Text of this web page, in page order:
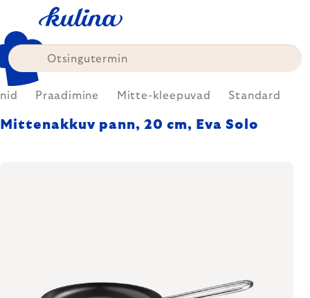
content
Praadimine Mitte-kleepuvad Standard
Mittenakkuv pann, 20 cm, Eva Solo